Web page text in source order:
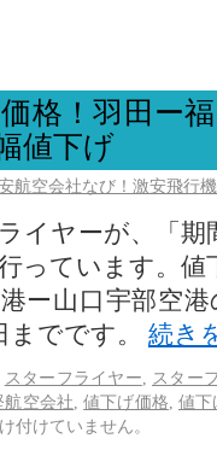
格！羽田ー
値下げ
航空会社なび！激安飛行
イヤーが、「期
っています。値
ー山口宇部空
までです。 続き
スターフライヤー
スター
航空会社 ,値下げ価格 値下
付けていません。